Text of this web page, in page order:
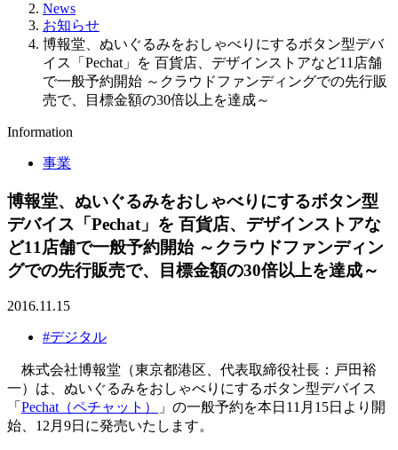
News
お知らせ
博報堂、ぬいぐるみをおしゃべりにするボタン型デバ
イス「Pechat」を 百貨店、デザインストアなど11店舗
で一般予約開始 ～クラウドファンディングでの先行販
売で、目標金額の30倍以上を達成～
Information
事業
博報堂、ぬいぐるみをおしゃべりにするボタン型
デバイス「Pechat」を 百貨店、デザインストアな
ど11店舗で一般予約開始 ～クラウドファンディン
グでの先行販売で、目標金額の30倍以上を達成～
2016.11.15
#デジタル
株式会社博報堂（東京都港区、代表取締役社長：戸田裕
一）は、ぬいぐるみをおしゃべりにするボタン型デバイス
「 Pechat（ペチャット）
」の一般予約を本日11月15日より開
始、12月9日に発売いたします。